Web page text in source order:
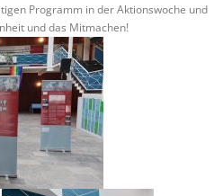
Programm in der Aktionswoche und
und das Mitmachen!